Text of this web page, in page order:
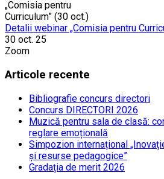
Detalii webinar „Comisia pentru
30 oct. 25
Zoom
Articole recente
Bibliografie concurs directori
Concurs DIRECTORI 2026
Muzică pentru sala de clasă:
reglare emoțională
Simpozion internațional
și resurse pedagogice”
Gradația de merit 2026